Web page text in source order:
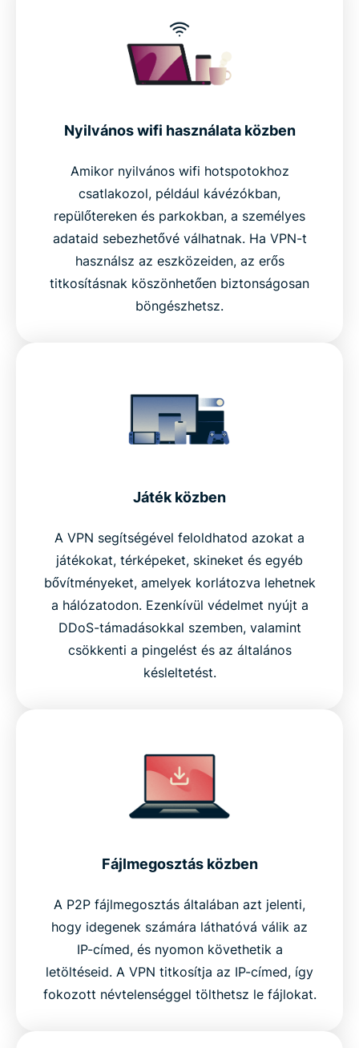
Nyilvános wifi használata közben
Amikor nyilvános wifi hotspotokhoz
csatlakozol, például kávézókban,
repülőtereken és parkokban, a személyes
adataid sebezhetővé válhatnak. Ha VPN-t
használsz az eszközeiden, az erős
titkosításnak köszönhetően biztonságosan
böngészhetsz.
Játék közben
A VPN segítségével feloldhatod azokat a
játékokat, térképeket, skineket és egyéb
bővítményeket, amelyek korlátozva lehetnek
a hálózatodon. Ezenkívül védelmet nyújt a
DDoS-támadásokkal szemben, valamint
csökkenti a pingelést és az általános
késleltetést.
Fájlmegosztás közben
A P2P fájlmegosztás általában azt jelenti,
hogy idegenek számára láthatóvá válik az
IP-címed, és nyomon követhetik a
letöltéseid. A VPN titkosítja az IP-címed, így
fokozott névtelenséggel tölthetsz le fájlokat.